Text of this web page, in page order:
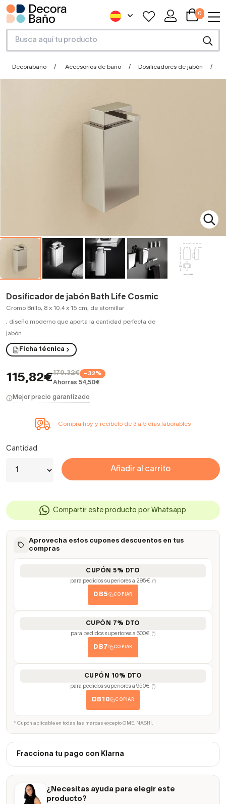
0
Decorabaño Accesorios de baño Dosificadores de jabón
Dosificador de jabón Bath Life Cosmic
Cromo Brillo, 8 x 10.4 x 15 cm, de atornillar
, diseño moderno que aporta la cantidad perfecta de
jabón.
Ficha técnica
115,82€170,32€ −32%
Ahorras 54,50€
Mejor precio garantizado
Compra hoy y recíbelo de 3 a 5 días laborables
Cantidad
Añadir al carrito
Compartir este producto por Whatsapp
Aprovecha estos cupones descuentos en tus
compras
CUPÓN 5% DTO
para pedidos superiores a 295€ (*)
DB5 COPIAR
CUPÓN 7% DTO
para pedidos superiores a 600€ (*)
DB7 COPIAR
CUPÓN 10% DTO
para pedidos superiores a 950€ (*)
DB10 COPIAR
* Cupón aplicable en todas las marcas excepto GME, NASHI.
Fracciona tu pago con Klarna
¿Necesitas ayuda para elegir este
producto?